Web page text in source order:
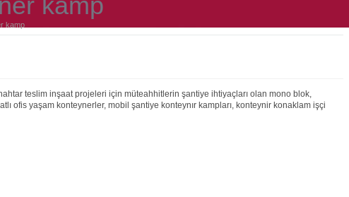
kamp
teslim inşaat projeleri için müteahhitlerin şantiye ihtiyaçları olan mono blok,
ofis yaşam konteynerler, mobil şantiye konteynır kampları, konteynir konaklam işçi